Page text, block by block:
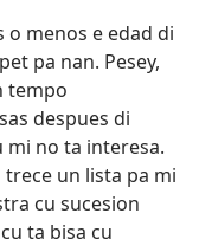
menos e edad di
pa nan. Pesey,
tempo
despues di
mi no ta interesa.
trece un lista pa mi
cu sucesion
ta bisa cu